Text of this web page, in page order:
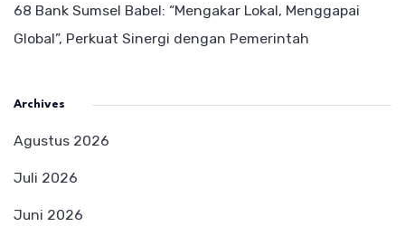
68 Bank Sumsel Babel: “Mengakar Lokal, Menggapai
Global”, Perkuat Sinergi dengan Pemerintah
Archives
Agustus 2026
Juli 2026
Juni 2026